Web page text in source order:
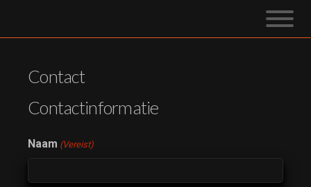
Contact
Contactinformatie
Naam (Vereist)